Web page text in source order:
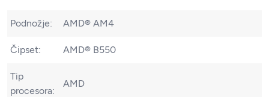
Podnožje: AMD® AM4
Čipset: AMD® B550
Tip
procesora:
AMD